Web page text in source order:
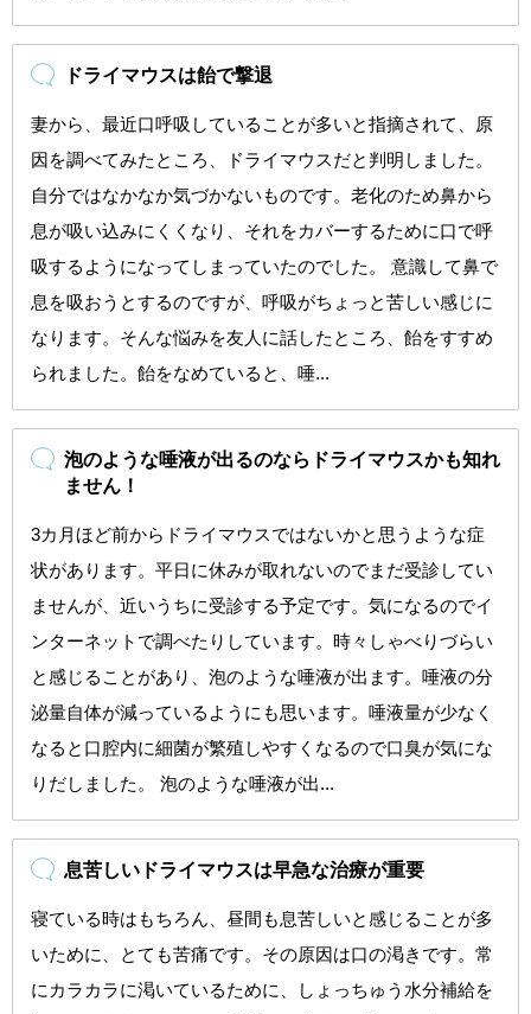
ドライマウスは飴で撃退
妻から、最近口呼吸していることが多いと指摘されて、原
因を調べてみたところ、ドライマウスだと判明しました。
自分ではなかなか気づかないものです。老化のため鼻から
息が吸い込みにくくなり、それをカバーするために口で呼
吸するようになってしまっていたのでした。 意識して鼻で
息を吸おうとするのですが、呼吸がちょっと苦しい感じに
なります。そんな悩みを友人に話したところ、飴をすすめ
られました。飴をなめていると、唾...
泡のような唾液が出るのならドライマウスかも知れ
ません！
3カ月ほど前からドライマウスではないかと思うような症
状があります。平日に休みが取れないのでまだ受診してい
ませんが、近いうちに受診する予定です。気になるのでイ
ンターネットで調べたりしています。時々しゃべりづらい
と感じることがあり、泡のような唾液が出ます。唾液の分
泌量自体が減っているようにも思います。唾液量が少なく
なると口腔内に細菌が繁殖しやすくなるので口臭が気にな
りだしました。 泡のような唾液が出...
息苦しいドライマウスは早急な治療が重要
寝ている時はもちろん、昼間も息苦しいと感じることが多
いために、とても苦痛です。その原因は口の渇きです。常
にカラカラに渇いているために、しょっちゅう水分補給を